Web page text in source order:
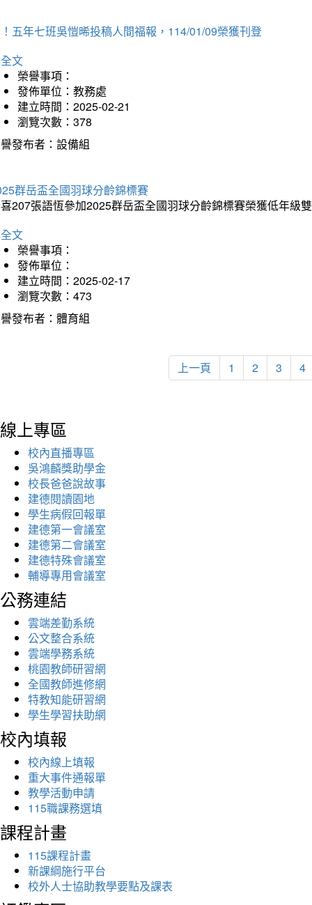
五年七班吳愷晞投稿人間福報，114/01/09榮獲刊登
文
榮譽事項：
發佈單位：教務處
建立時間：2025-02-21
瀏覽次數：378
發布者：設備組
群岳盃全國羽球分齡錦標賽
207張語恆參加2025群岳盃全國羽球分齡錦標賽榮獲低年級
文
榮譽事項：
發佈單位：
建立時間：2025-02-17
瀏覽次數：473
發布者：體育組
上一頁 1 2 3 4
線上專區
校內直播專區
吳鴻麟獎助學金
校長爸爸說故事
建德閱讀園地
學生病假回報單
建德第一會議室
建德第二會議室
建德特殊會議室
輔導專用會議室
公務連結
雲端差勤系統
公文整合系統
雲端學務系統
桃園教師研習網
全國教師進修網
特教知能研習網
學生學習扶助網
校內填報
校內線上填報
重大事件通報單
教學活動申請
115職課務選填
課程計畫
115課程計畫
新課綱施行平台
校外人士協助教學要點及課表